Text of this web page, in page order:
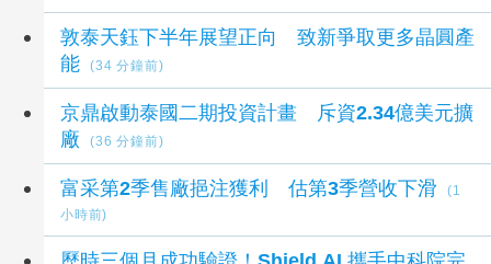
敦泰天鈺下半年展望正向 致新爭取更多晶圓產
能
(34 分鐘前)
京鼎啟動泰國二期投資計畫 斥資2.34億美元擴
廠
(36 分鐘前)
富采第2季售廠挹注獲利 估第3季營收下滑
(1
小時前)